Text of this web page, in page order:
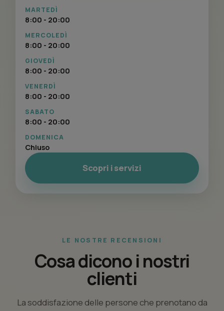
MARTEDÌ
8:00 - 20:00
MERCOLEDÌ
8:00 - 20:00
GIOVEDÌ
8:00 - 20:00
VENERDÌ
8:00 - 20:00
SABATO
8:00 - 20:00
DOMENICA
Chiuso
Scopri i servizi
LE NOSTRE RECENSIONI
Cosa dicono i nostri
clienti
La soddisfazione delle persone che prenotano da